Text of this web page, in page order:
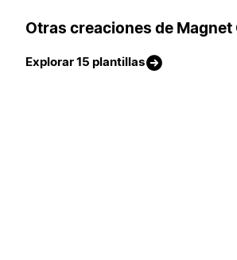
Otras creaciones de Magnet
Explorar 15 plantillas